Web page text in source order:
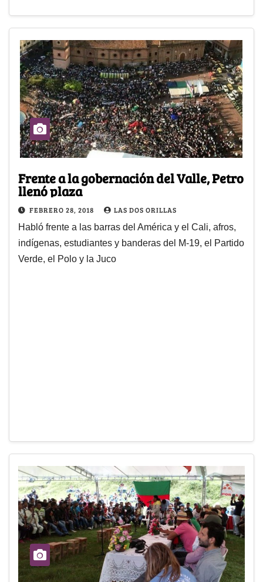
Frente a la gobernación del Valle, Petro
llenó plaza
FEBRERO 28, 2018 LAS DOS ORILLAS
Habló frente a las barras del América y el Cali, afros,
indígenas, estudiantes y banderas del M-19, el Partido
Verde, el Polo y la Juco